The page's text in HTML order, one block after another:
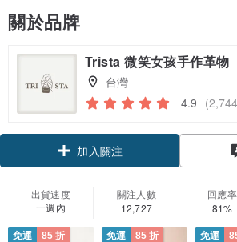
關於品牌
Trista 微笑女孩手作革物
台灣
4.9
加入關注
出貨速度
一週內
關注人數
12,727
回應率
81%
免運 85 折 免運 85 折 免運